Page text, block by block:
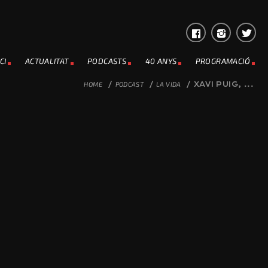
ACTUALITAT PODCASTS 40 ANYS PROGRAMACIÓ
HOME / PODCAST / LA VIDA / XAVI PUIG, ...